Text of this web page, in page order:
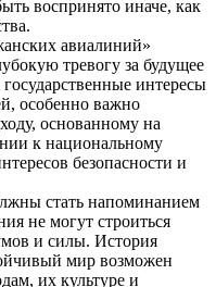
воспринято иначе, как
авиалиний»
тревогу за будущее
интересы
особенно важно
основанному на
к национальному
безопасности и
стать напоминанием
не могут строиться
и силы. История
мир возможен
их культуре и